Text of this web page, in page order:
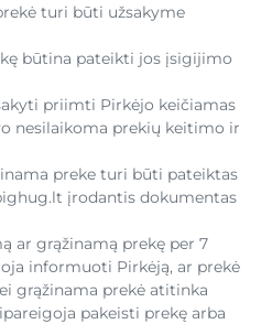
turi būti užsakyme
būtina pateikti jos įsigijimo
priimti Pirkėjo keičiamas
nesilaikoma prekių keitimo ir
preke turi būti pateiktas
įrodantis dokumentas
ar grąžinamą prekę per 7
informuoti Pirkėją, ar prekė
grąžinama prekė atitinka
pakeisti prekę arba